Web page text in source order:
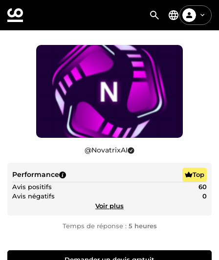
@NovatrixAI
Performance
Top
Avis positifs
60
Avis négatifs
0
Voir plus
Temps de réponse : 5 heures